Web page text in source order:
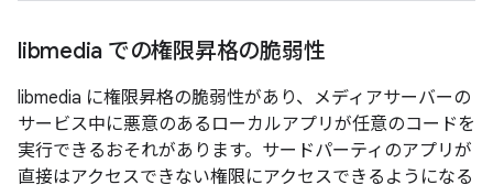
libmedia での権限昇格の脆弱性
libmedia に権限昇格の脆弱性があり、メディアサーバーの
サービス中に悪意のあるローカルアプリが任意のコードを
実行できるおそれがあります。サードパーティのアプリが
直接はアクセスできない権限にアクセスできるようになる